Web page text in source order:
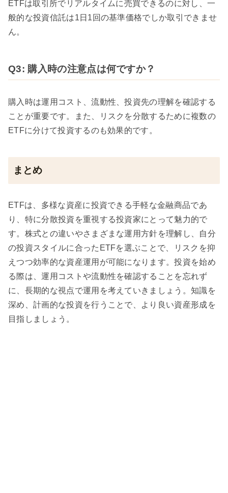
ETFは取引所でリアルタイムに売買できるのに対し、一
般的な投資信託は1日1回の基準価格でしか取引できませ
ん。
Q3: 購入時の注意点は何ですか？
購入時は運用コスト、流動性、投資先の理解を確認する
ことが重要です。また、リスクを分散するために複数の
ETFに分けて投資するのも効果的です。
まとめ
ETFは、多様な資産に投資できる手軽な金融商品であ
り、特に分散投資を重視する投資家にとって魅力的で
す。株式との違いやさまざまな運用方針を理解し、自分
の投資スタイルに合ったETFを選ぶことで、リスクを抑
えつつ効率的な資産運用が可能になります。投資を始め
る際は、運用コストや流動性を確認することを忘れず
に、長期的な視点で運用を考えていきましょう。知識を
深め、計画的な投資を行うことで、より良い資産形成を
目指しましょう。